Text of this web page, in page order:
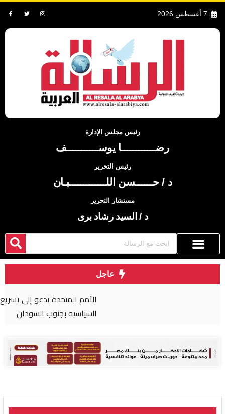
7 أغسطس 2026
رئيس مجلس الإدارة
رضــــــــــــا يوســـــــــــف
رئيس التحرير
د / حــــــسن اللـــــــــــــبـان
مستشار التحرير
د / السيد رشاد برى
عاجل
الأمم المتحدة تدعو إلى تسريع التقدم في العملية